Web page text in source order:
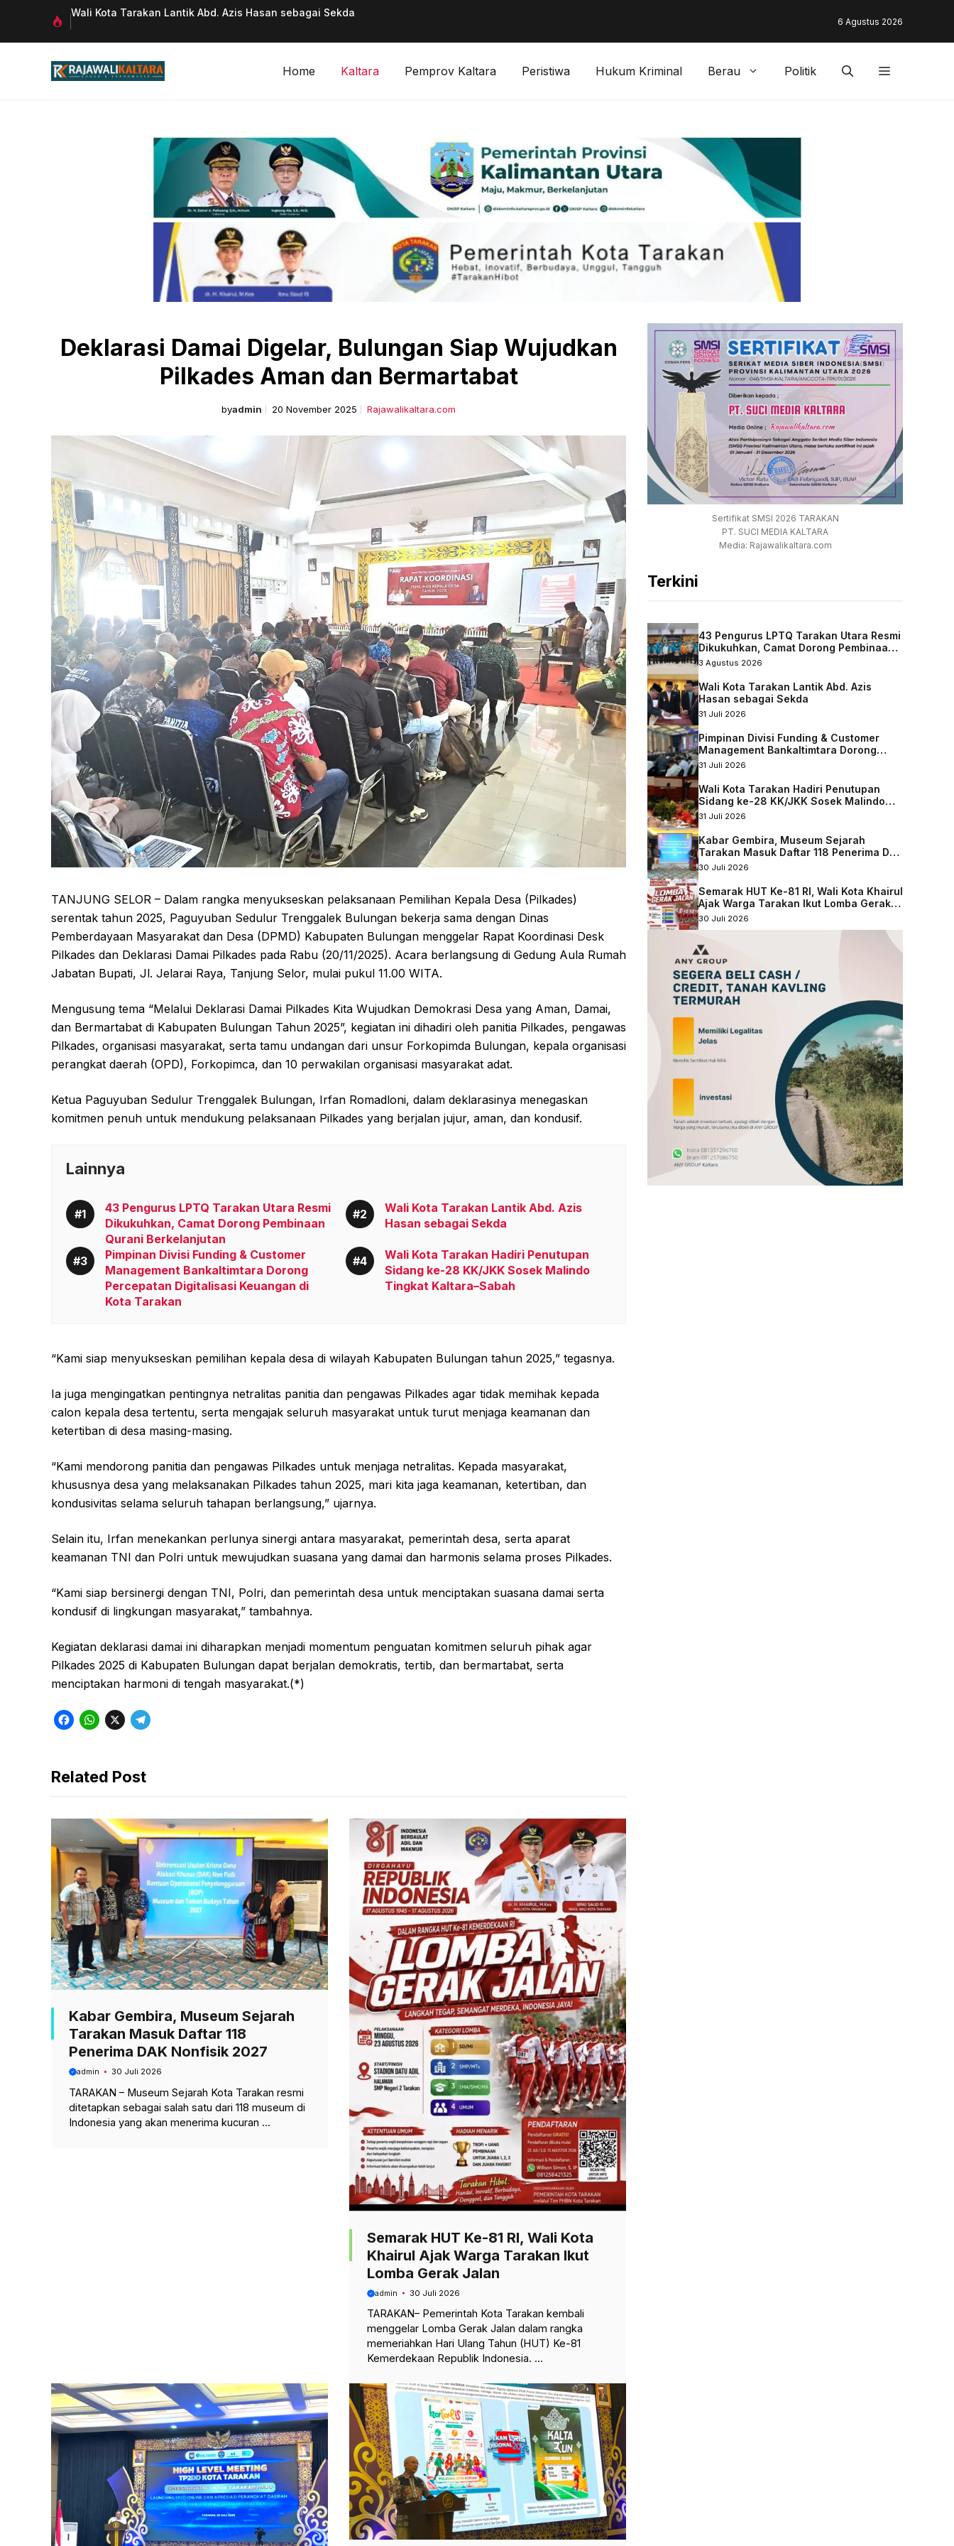
isi
Wali Kota Tarakan Lantik Abd. Azis Hasan sebagai Sekda
6 Agustus 2026
Home Kaltara Pemprov Kaltara Peristiwa Hukum Kriminal Berau Politik
Deklarasi Damai Digelar, Bulungan Siap Wujudkan
Pilkades Aman dan Bermartabat
byadmin 20 November 2025 Rajawalikaltara.com
TANJUNG SELOR – Dalam rangka menyukseskan pelaksanaan Pemilihan Kepala Desa (Pilkades)
serentak tahun 2025, Paguyuban Sedulur Trenggalek Bulungan bekerja sama dengan Dinas
Pemberdayaan Masyarakat dan Desa (DPMD) Kabupaten Bulungan menggelar Rapat Koordinasi Desk
Pilkades dan Deklarasi Damai Pilkades pada Rabu (20/11/2025). Acara berlangsung di Gedung Aula Rumah
Jabatan Bupati, Jl. Jelarai Raya, Tanjung Selor, mulai pukul 11.00 WITA.
Mengusung tema “Melalui Deklarasi Damai Pilkades Kita Wujudkan Demokrasi Desa yang Aman, Damai,
dan Bermartabat di Kabupaten Bulungan Tahun 2025”, kegiatan ini dihadiri oleh panitia Pilkades, pengawas
Pilkades, organisasi masyarakat, serta tamu undangan dari unsur Forkopimda Bulungan, kepala organisasi
perangkat daerah (OPD), Forkopimca, dan 10 perwakilan organisasi masyarakat adat.
Ketua Paguyuban Sedulur Trenggalek Bulungan, Irfan Romadloni, dalam deklarasinya menegaskan
komitmen penuh untuk mendukung pelaksanaan Pilkades yang berjalan jujur, aman, dan kondusif.
Lainnya
43 Pengurus LPTQ Tarakan Utara Resmi
Dikukuhkan, Camat Dorong Pembinaan
Qurani Berkelanjutan
Wali Kota Tarakan Lantik Abd. Azis
Hasan sebagai Sekda
Pimpinan Divisi Funding & Customer
Management Bankaltimtara Dorong
Percepatan Digitalisasi Keuangan di
Kota Tarakan
Wali Kota Tarakan Hadiri Penutupan
Sidang ke-28 KK/JKK Sosek Malindo
Tingkat Kaltara–Sabah
“Kami siap menyukseskan pemilihan kepala desa di wilayah Kabupaten Bulungan tahun 2025,” tegasnya.
Ia juga mengingatkan pentingnya netralitas panitia dan pengawas Pilkades agar tidak memihak kepada
calon kepala desa tertentu, serta mengajak seluruh masyarakat untuk turut menjaga keamanan dan
ketertiban di desa masing-masing.
“Kami mendorong panitia dan pengawas Pilkades untuk menjaga netralitas. Kepada masyarakat,
khususnya desa yang melaksanakan Pilkades tahun 2025, mari kita jaga keamanan, ketertiban, dan
kondusivitas selama seluruh tahapan berlangsung,” ujarnya.
Selain itu, Irfan menekankan perlunya sinergi antara masyarakat, pemerintah desa, serta aparat
keamanan TNI dan Polri untuk mewujudkan suasana yang damai dan harmonis selama proses Pilkades.
“Kami siap bersinergi dengan TNI, Polri, dan pemerintah desa untuk menciptakan suasana damai serta
kondusif di lingkungan masyarakat,” tambahnya.
Kegiatan deklarasi damai ini diharapkan menjadi momentum penguatan komitmen seluruh pihak agar
Pilkades 2025 di Kabupaten Bulungan dapat berjalan demokratis, tertib, dan bermartabat, serta
menciptakan harmoni di tengah masyarakat.(*)
F
e
o
o
k
W
t
A
p
p
X
T
e
r
a
m
Related Post
Kabar Gembira, Museum Sejarah
Tarakan Masuk Daftar 118
Penerima DAK Nonfisik 2027
admin 30 Juli 2026
TARAKAN – Museum Sejarah Kota Tarakan resmi
ditetapkan sebagai salah satu dari 118 museum di
Indonesia yang akan menerima kucuran ...
Semarak HUT Ke-81 RI, Wali Kota
Khairul Ajak Warga Tarakan Ikut
Lomba Gerak Jalan
admin 30 Juli 2026
TARAKAN– Pemerintah Kota Tarakan kembali
menggelar Lomba Gerak Jalan dalam rangka
memeriahkan Hari Ulang Tahun (HUT) Ke-81
Kemerdekaan Republik Indonesia. ...
Sertifikat SMSI 2026 TARAKAN
PT. SUCI MEDIA KALTARA
Media: Rajawalikaltara.com
Terkini
43 Pengurus LPTQ Tarakan Utara Resmi
Dikukuhkan, Camat Dorong Pembinaan
Qurani Berkelanjutan
3 Agustus 2026
Wali Kota Tarakan Lantik Abd. Azis
Hasan sebagai Sekda
31 Juli 2026
Pimpinan Divisi Funding & Customer
Management Bankaltimtara Dorong
Percepatan Digitalisasi Keuangan di
31 Juli 2026
Wali Kota Tarakan Hadiri Penutupan
Sidang ke-28 KK/JKK Sosek Malindo
Tingkat Kaltara–Sabah
31 Juli 2026
Kabar Gembira, Museum Sejarah
Tarakan Masuk Daftar 118 Penerima DAK
Nonfisik 2027
30 Juli 2026
Semarak HUT Ke-81 RI, Wali Kota Khairul
Ajak Warga Tarakan Ikut Lomba Gerak
Jalan
30 Juli 2026